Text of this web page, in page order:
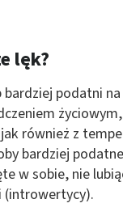
lęk?
bardziej podatni
również z
bardziej
w sobie, nie
(introwertycy).